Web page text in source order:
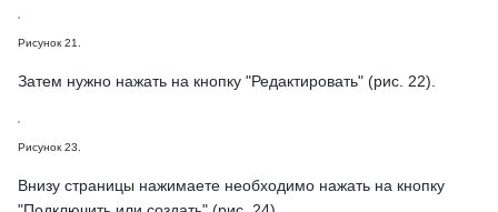
Рисунок 21.
Затем нужно нажать на кнопку "Редактировать" (рис. 22).
Рисунок 23.
Внизу страницы нажимаете необходимо нажать на кнопку